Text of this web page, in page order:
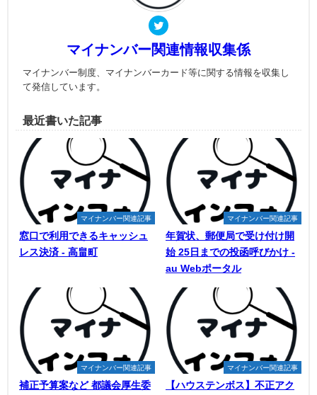
マイナンバー関連情報収集係
マイナンバー制度、マイナンバーカード等に関する情報を収集し
て発信しています。
最近書いた記事
マイナンバー関連記事
窓口で利用できるキャッシュ
レス決済 - 高畠町
マイナンバー関連記事
年賀状、郵便局で受け付け開
始 25日までの投函呼びかけ -
au Webポータル
マイナンバー関連記事
補正予算案など 都議会厚生委
マイナンバー関連記事
【ハウステンボス】不正アク